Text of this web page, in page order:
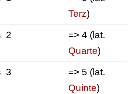
Terz)
2
=> 4 (lat.
Quarte)
3
=> 5 (lat.
Quinte)